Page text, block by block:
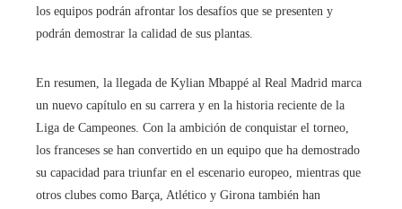
los equipos podrán afrontar los desafíos que se presenten y
podrán demostrar la calidad de sus plantas.
En resumen, la llegada de Kylian Mbappé al Real Madrid marca
un nuevo capítulo en su carrera y en la historia reciente de la
Liga de Campeones. Con la ambición de conquistar el torneo,
los franceses se han convertido en un equipo que ha demostrado
su capacidad para triunfar en el escenario europeo, mientras que
otros clubes como Barça, Atlético y Girona también han